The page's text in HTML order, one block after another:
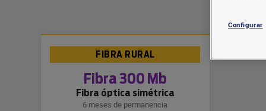
FIBRA RURAL
Fibra 300 Mb
Fibra óptica simétrica
6 meses de permanencia
Configurar